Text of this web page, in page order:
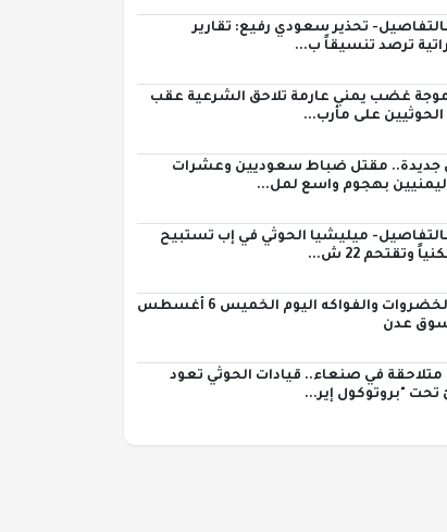
تحذير سعودي رفيع: تقارير
ترصد تنسيقاً ب...
موجة غضب يمني عارمة تلاحق الشرعية عقب
على مأرب...
جديدة.. مقتل ضباط سعوديين وعشرات
بهجوم واسع لمل...
ميليشيا الحوثي في إب تستبيح
وتقتحم 22 ش...
أسعار الخضروات والفواكه اليوم الخميس 6 أغسطس
في صنعاء.. قيادات الحوثي تعود
تحت "بروتوكول إير...